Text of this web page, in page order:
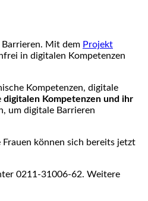
Barrieren. Mit dem Projekt
in digitalen Kompetenzen
Kompetenzen, digitale
digitalen Kompetenzen und ihr
um digitale Barrieren
können sich bereits jetzt
0211-31006-62. Weitere